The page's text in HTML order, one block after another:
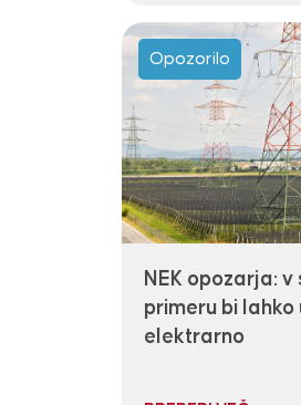
Opozorilo
NEK opozarja:
primeru bi lahko
elektrarno